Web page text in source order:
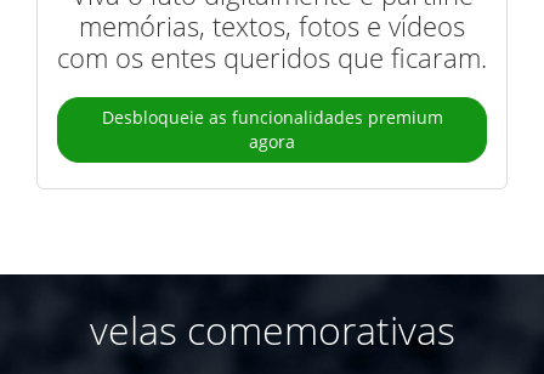
memórias, textos, fotos e vídeos
com os entes queridos que ficaram.
Desbloqueie as funcionalidades premium
agora
velas comemorativas